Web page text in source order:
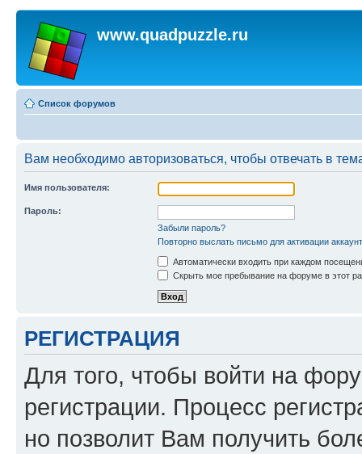
www.quadpuzzle.ru
Список форумов
Вам необходимо авторизоваться, чтобы отвечать в
Имя пользователя:
Пароль:
Забыли пароль?
Повторно выслать письмо для активации
Автоматически входить при каждом
Скрыть мое пребывание на форуме в этот
РЕГИСТРАЦИЯ
Для того, чтобы войти на
регистрации. Процесс
но позволит Вам получить